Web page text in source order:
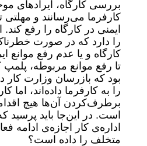
بررسی کارگاه، ایرادهای
کارفرما می‌رسانند و مهلتی
ایمنی در کارگاه را رفع کند.
را دارد که در صورت
کارگاه و یا عدم رفع موانع
تا رفع موانع مربوطه، پلمپ
بود که بازرسان وزارت کار
را به کارفرما داده‌اند، اما
برطرف‌کردن آن‌ها هیچ
است. در این‌جا باید پرسید
اداره‌ی کار اجازه‌ی ادامه
متخلف را داده است؟